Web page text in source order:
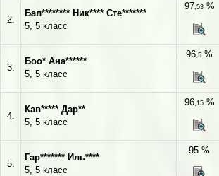
2.
Бал******** Ник**** Сте*******
5, 5 класс
97,53%
3.
Боо* Ана******
5, 5 класс
96,5 %
4.
Кав***** Дар**
5, 5 класс
96,15%
5.
Гар******* Иль****
5, 5 класс
95 %